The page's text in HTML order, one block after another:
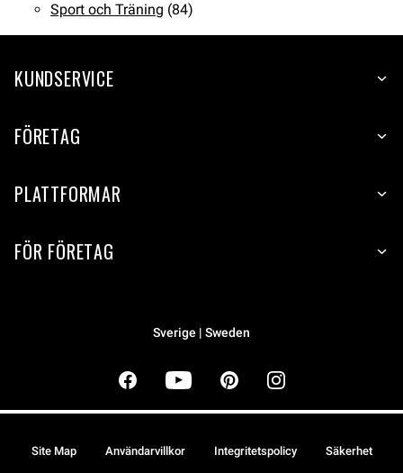
Sport och Träning (84)
KUNDSERVICE
FÖRETAG
PLATTFORMAR
FÖR FÖRETAG
Sverige | Sweden
Site Map Användarvillkor Integritetspolicy Säkerhet